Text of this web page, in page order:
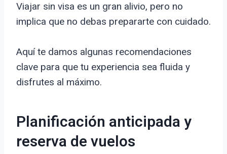
Viajar sin visa es un gran alivio, pero no
implica que no debas prepararte con cuidado.
Aquí te damos algunas recomendaciones
clave para que tu experiencia sea fluida y
disfrutes al máximo.
Planificación anticipada y
reserva de vuelos